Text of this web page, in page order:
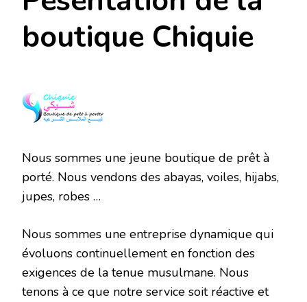
boutique Chiquie
Nous sommes une jeune boutique de prêt à
porté. Nous vendons des abayas, voiles, hijabs,
jupes, robes …
Nous sommes une entreprise dynamique qui
évoluons continuellement en fonction des
exigences de la tenue musulmane. Nous
tenons à ce que notre service soit réactive et